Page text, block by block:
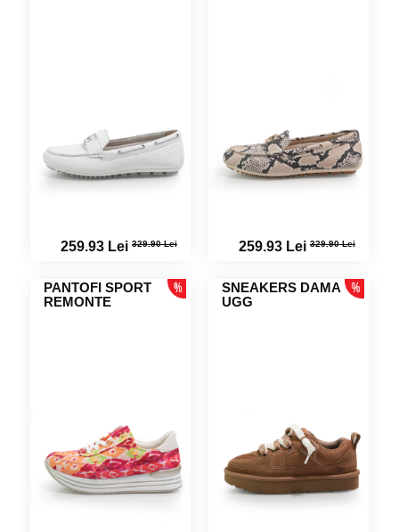
259.93 Lei 329.90 Lei 259.93 Lei329.90 Lei
PANTOFI SPORT
REMONTE
SNEAKERS DAMA
UGG